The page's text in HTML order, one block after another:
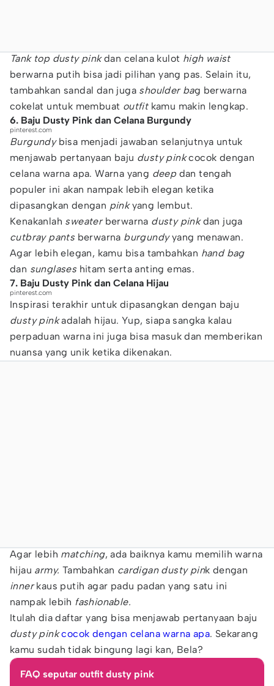
Tank top dusty pinkdan celana kulot high waist
berwarna putih bisa jadi pilihan yang pas. Selain itu,
tambahkan sandal dan juga shoulder bag berwarna
cokelat untuk membuat outfit kamu makin lengkap.
6. Baju Dusty Pink dan Celana Burgundy
pinterest.com
Burgundy bisa menjadi jawaban selanjutnya untuk
menjawab pertanyaan baju dusty pinkcocok dengan
celana warna apa. Warna yang deep dan tengah
populer ini akan nampak lebih elegan ketika
dipasangkan dengan pinkyang lembut.
Kenakanlah sweater berwarna dusty pinkdan juga
cutbray pants berwarna burgundyyang menawan.
Agar lebih elegan, kamu bisa tambahkan hand bag
dan sunglases hitam serta anting emas.
7. Baju Dusty Pink dan Celana Hijau
pinterest.com
Inspirasi terakhir untuk dipasangkan dengan baju
dusty pinkadalah hijau. Yup, siapa sangka kalau
perpaduan warna ini juga bisa masuk dan memberikan
nuansa yang unik ketika dikenakan.
Agar lebih matching, ada baiknya kamu memilih warna
hijau army. Tambahkan cardigan dusty pink dengan
innerkaus putih agar padu padan yang satu ini
nampak lebih fashionable.
Itulah dia daftar yang bisa menjawab pertanyaan baju
dusty pinkcocok dengan celana warna apa. Sekarang
kamu sudah tidak bingung lagi kan, Bela?
FAQ seputar outfit dusty pink